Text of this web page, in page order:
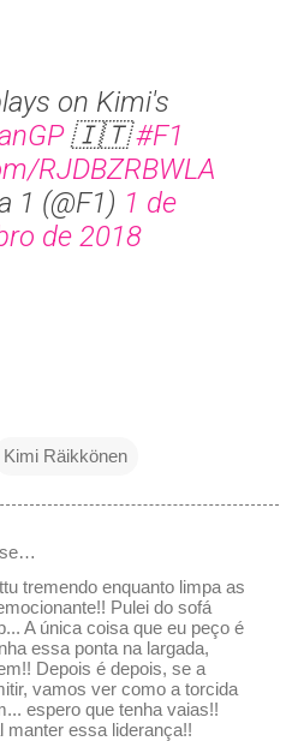
on Kimi's
🇮🇹#F1
RJDBZRBWLA
1 (@F1) 1 de
de 2018
Kimi Räikkönen
tremendo enquanto limpa as
Pulei do sofá
A única coisa que eu peço é
essa ponta na largada,
Depois é depois, se a
vamos ver como a torcida
espero que tenha vaias!!
manter essa liderança!!